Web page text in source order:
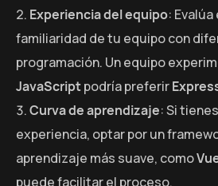
Experiencia del equipo:
familiaridad de tu equipo con
programación. Un equipo
JavaScriptpodría preferir
Curva de aprendizaje: Si
experiencia, optar por un
aprendizaje más suave, como
puede facilitar el proceso.